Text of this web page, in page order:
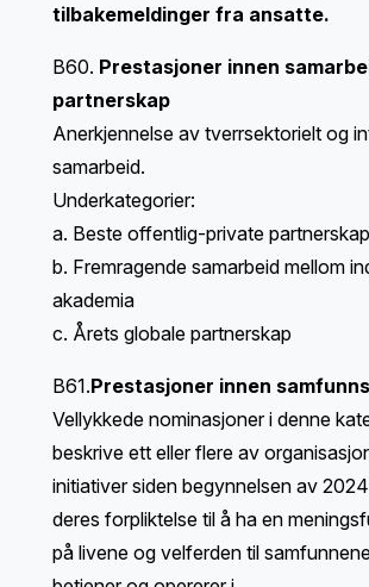
tilbakemeldinger fra ansatte.
B60. Prestasjoner innen
partnerskap
Anerkjennelse av tverrsektorielt og
samarbeid.
Underkategorier:
a. Beste offentlig-private partnerskap
b. Fremragende samarbeid mellom
akademia
c. Årets globale partnerskap
B61.Prestasjoner innen
Vellykkede nominasjoner i denne
beskrive ett eller flere av
initiativer siden begynnelsen av
deres forpliktelse til å ha en
på livene og velferden til